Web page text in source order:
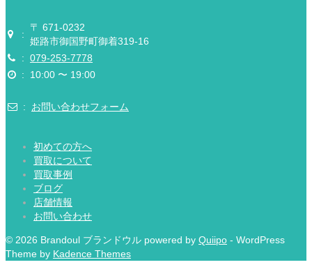
:
〒 671-0232
姫路市御国野町御着319-16
: 079-253-7778
:
10:00 〜 19:00
: お問い合わせフォーム
初めての方へ
買取について
買取事例
ブログ
店舗情報
お問い合わせ
© 2026 Brandoul ブランドウル powered by Quiipo - WordPress
Theme by Kadence Themes